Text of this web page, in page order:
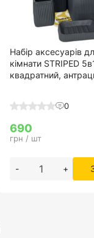
Набір аксесуарів
кімнати STRIPED
квадратний,
0
690
грн / шт
- +